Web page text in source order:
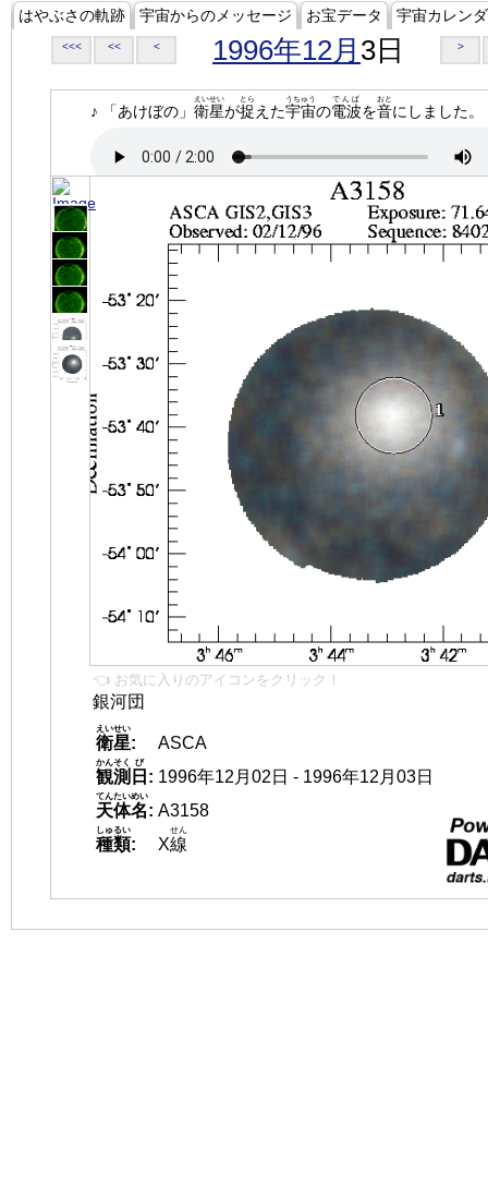
はやぶさの軌跡 宇宙からのメッセージ お宝データ 宇宙カレン
<<< << < 1996年12月 3日 >
♪ 「あけぼの」 衛星
えいせい
が捉
とら
えた宇宙
うちゅう
の電波
でんぱ
を音
おと
にしました。
👈 お気に入りのアイコンをクリック！
銀河団
衛星
えいせい
:
ASCA
観測
かんそく
日
び
: 1996年12月02日 - 1996年12月03日
天体名
てんたいめい
: A3158
種類
しゅるい
: X線
せん